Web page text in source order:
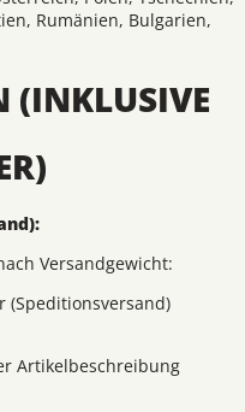
Rumänien, Bulgarien,
(INKLUSIVE
Versandgewicht:
(Speditionsversand)
Artikelbeschreibung